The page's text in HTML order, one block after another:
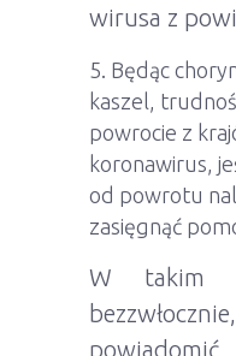
wirusa z
Będąc
kaszel,
powrocie z
koronawirus,
od powrotu
zasięgnąć
W takim